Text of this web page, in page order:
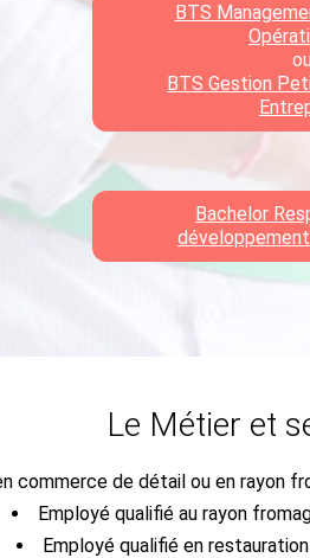
BTS
ou
BTS Gestion
Bachelor
Le Métier et
commerce de détail ou en rayon
Employé qualifié au rayon
Employé qualifié en